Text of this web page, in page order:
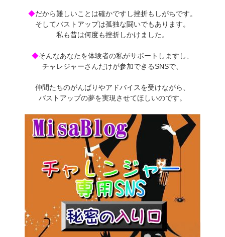
◆だから難しいことは確かですし挫折もしがちです。
そしてバストアップは孤独な闘いでもあります。
私も昔は何度も挫折しかけました。
◆そんなあなたを体験者の私がサポートしますし、
チャレジャーさんだけが参加できるSNSで、
仲間たちのがんばりやアドバイスを受けながら、
バストアップの夢を実現させてほしいのです。